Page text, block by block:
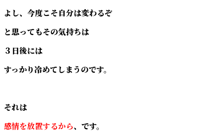
よし、今度こそ自分は変わるぞ
と思ってもその気持ちは
３日後には
すっかり冷めてしまうのです。
それは
感情を放置するから、です。